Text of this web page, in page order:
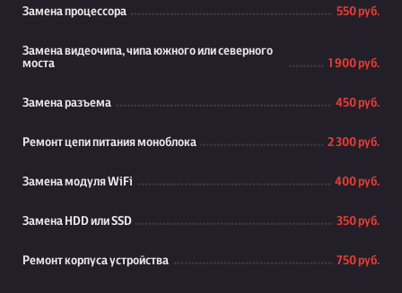
Замена процессора 550 руб.
Замена видеочипа, чипа южного или северного
моста
1 900 руб.
Замена разъема 450 руб.
Ремонт цепи питания моноблока 2 300 руб.
Замена модуля WiFi 400 руб.
Замена HDD или SSD 350 руб.
Ремонт корпуса устройства 750 руб.